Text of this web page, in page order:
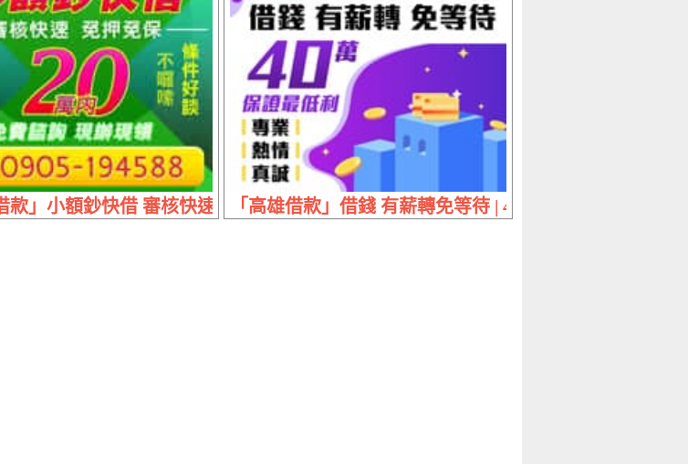
營業車 計程車借款
款」小額鈔快借 審核快速 | 20萬內 條件好談「高雄借款」借錢 有薪轉免等待 | 40萬內 保證最低利